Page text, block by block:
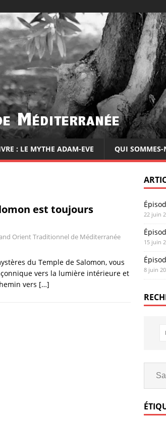
: LE MYTHE ADAM-EVE QUI SOMMES-
est toujours
Orient Traditionnel de Méditerranée
du Temple de Salomon, vous
vers la lumière intérieure et
vers […]
22 juin
15 juin
8 juin